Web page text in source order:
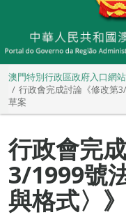
澳門特別行政區政府入口網站
行政會完成討論《修改第
草案
行政會完
3/1999號
與格式〉